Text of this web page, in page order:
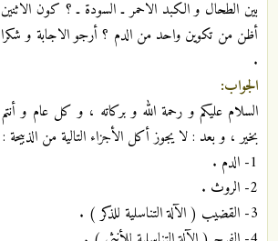
بين الطحال و الكبد الاحمر ـ السودة ـ ؟ كون الاثنين
أظن من تكوين واحد من الدم ؟ أرجو الاجابة و شكرا
.
الجواب:
السلام عليكم و رحمة الله و بركاته ، و كل عام و أنتم
بخير ، و بعد : لا يجوز أكل الأجزاء التالية من الذبيحة :
1- الدم .
2- الروث .
3- القضيب ( الآلة التناسلية للذكر ) .